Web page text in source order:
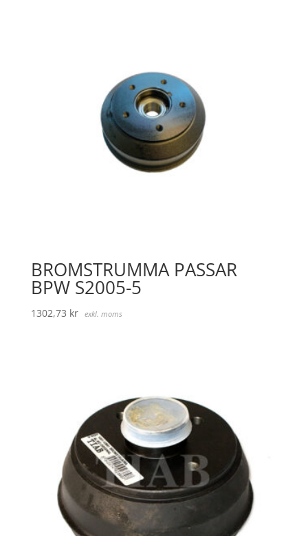
BROMSTRUMMA PASSAR
BPW S2005-5
1302,73 kr exkl. moms